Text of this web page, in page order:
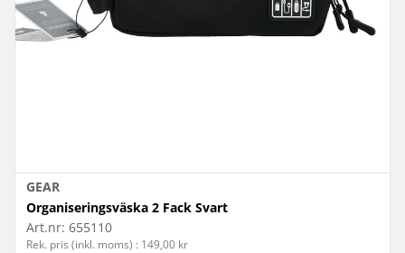
GEAR
Organiseringsväska 2 Fack Svart
Art.nr: 655110
Rek. pris (inkl. moms) : 149,00 kr